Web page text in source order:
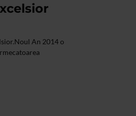
An 2014 o